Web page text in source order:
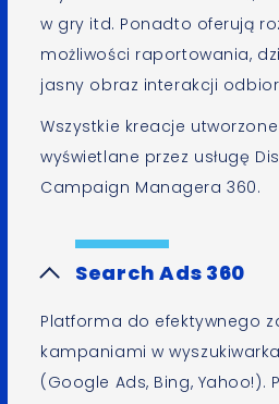
w gry itd. Ponadto oferują
możliwości raportowania,
jasny obraz interakcji
Wszystkie kreacje
wyświetlane przez usługę
Campaign Managera 360.
Search Ads 360
Platforma do efektywnego
kampaniami w
(Google Ads, Bing, Yahoo!).